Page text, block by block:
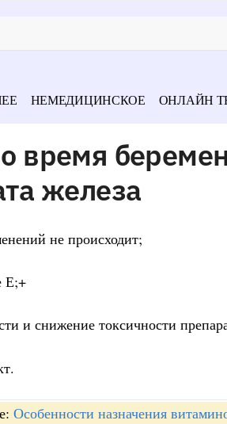
НЕМЕДИЦИНСКОЕ ОНЛАЙН
время
железа
не происходит;
Е;+
и снижение токсичности
Особенности назначения